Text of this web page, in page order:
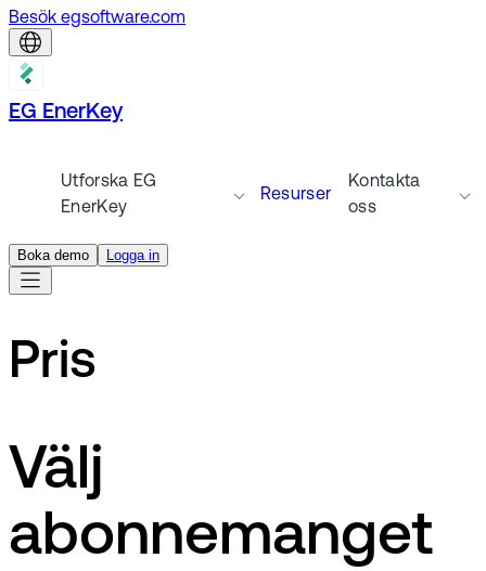
Besök egsoftware.com
EG EnerKey
Utforska EG
EnerKey
Resurser
Kontakta
oss
Boka demo Logga in
Pris
Välj
abonnemanget